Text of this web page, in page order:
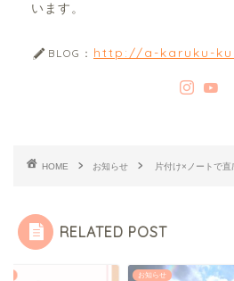
います。
BLOG： http://a-karuku-
HOME お知らせ 片付け×ノートで
RELATED POST
お知らせ